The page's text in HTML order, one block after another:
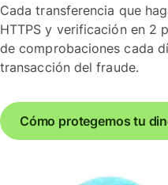
Cada transferencia que
HTTPS y verificación en 2
de comprobaciones cada
transacción del fraude.
Cómo protegemos tu